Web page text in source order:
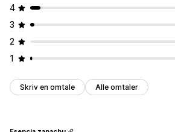
4
3
2
1
Skriv en omtale Alle omtaler